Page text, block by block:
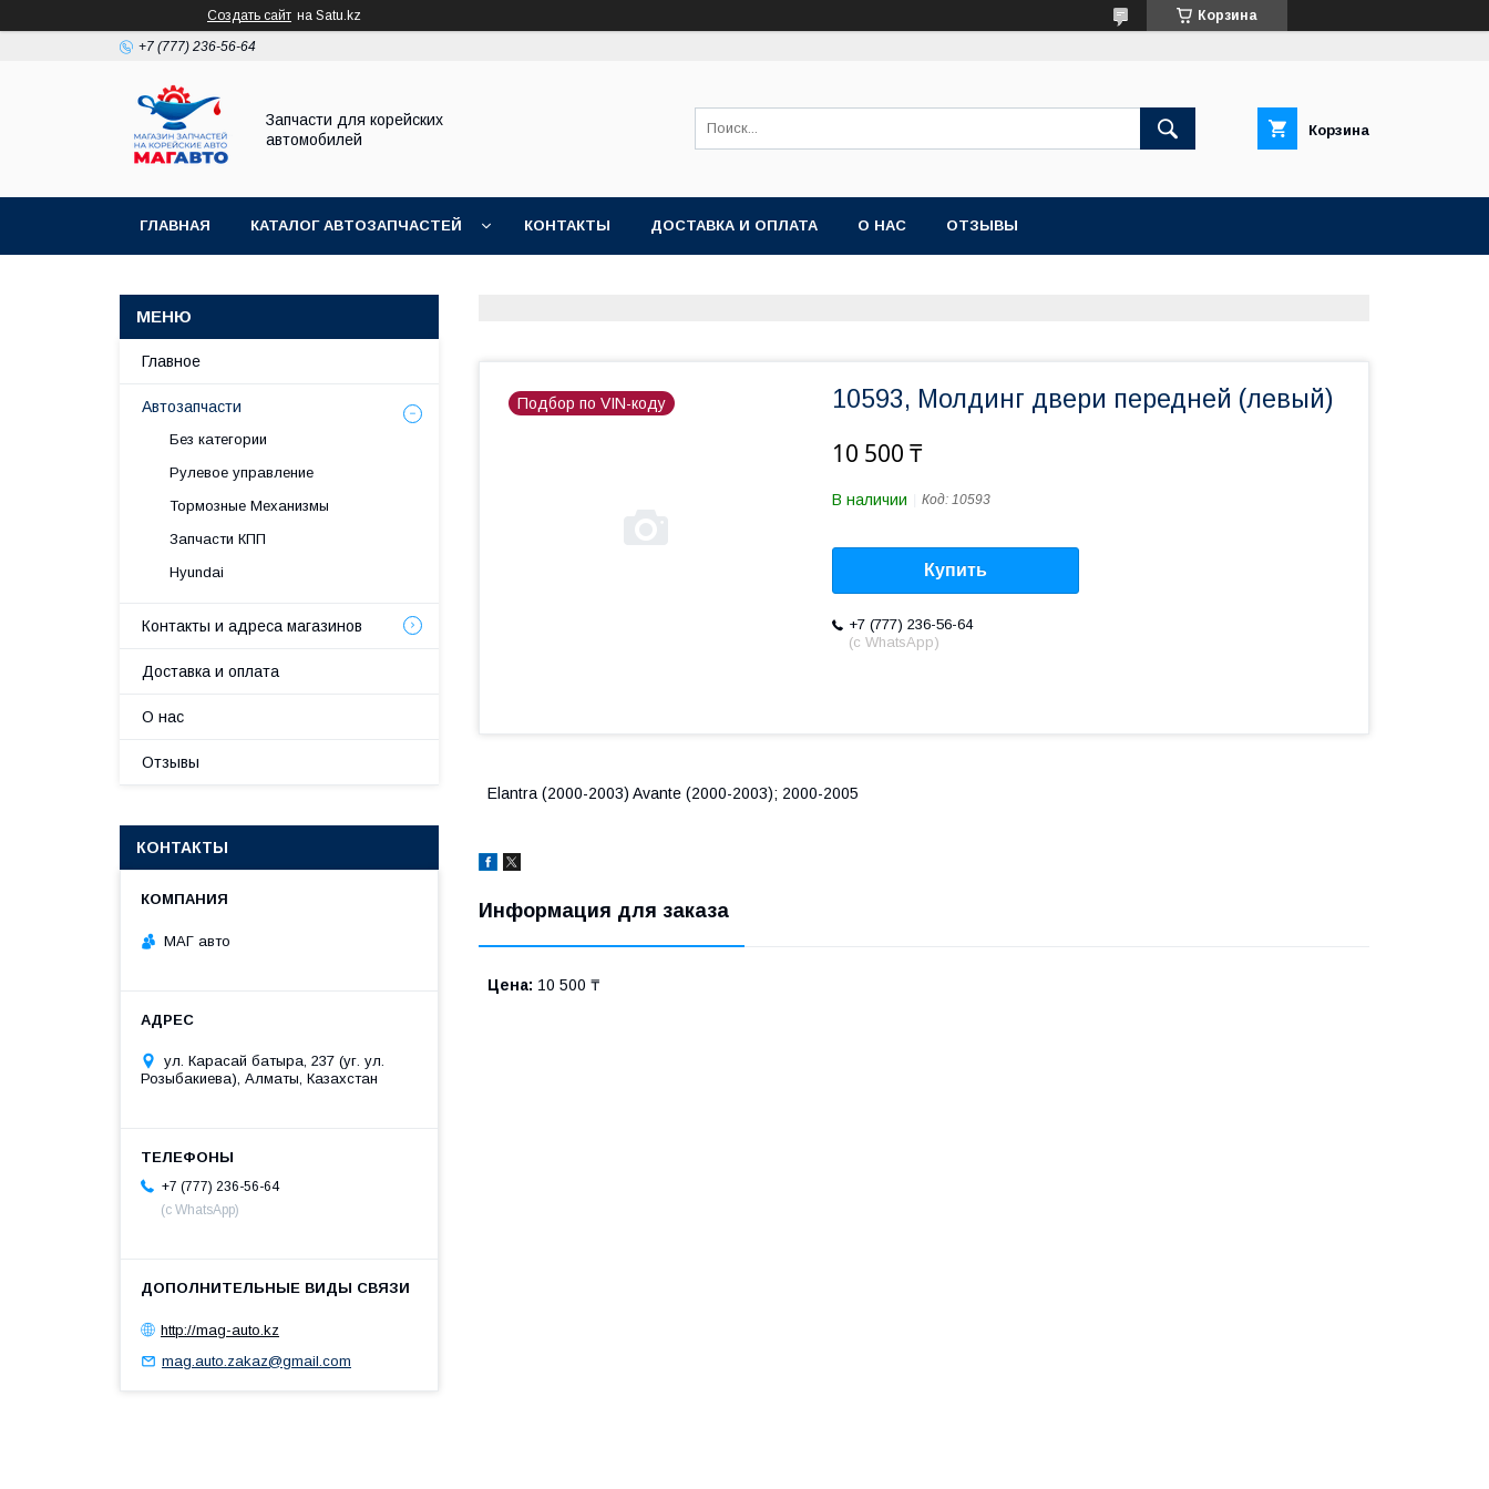
Создать сайт на Satu.kz Корзина
+7 (777) 236-56-64
Запчасти для корейских
автомобилей
Корзина
ГЛАВНАЯ КАТАЛОГ АВТОЗАПЧАСТЕЙ КОНТАКТЫ ДОСТАВКА И ОПЛАТА О НАС ОТЗЫВЫ
Подбор по VIN-коду 10593, Молдинг двери передней (левый)
10 500 ₸
В наличии Код: 10593
Купить
+7 (777) 236-56-64
(с WhatsApp)
Elantra (2000-2003) Avante (2000-2003); 2000-2005
Информация для заказа
Цена: 10 500 ₸
Главное
Автозапчасти
Без категории
Рулевое управление
Тормозные Механизмы
Запчасти КПП
Hyundai
Контакты и адреса магазинов
Доставка и оплата
О нас
Отзывы
КОНТАКТЫ
МАГ авто
ул. Карасай батыра, 237 (уг. ул.
Розыбакиева), Алматы, Казахстан
+7 (777) 236-56-64
(с WhatsApp)
http://mag-auto.kz
mag.auto.zakaz@gmail.com